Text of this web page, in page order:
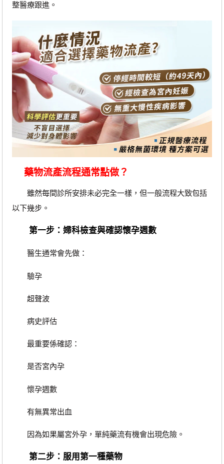
整醫療跟進。
藥物流產流程通常點做？
雖然每間診所安排未必完全一樣，但一般流程大致包括
以下幾步。
第一步：婦科檢查與確認懷孕週數
醫生通常會先做：
驗孕
超聲波
病史評估
最重要係確認：
是否宮內孕
懷孕週數
有無異常出血
因為如果屬宮外孕，單純藥流有機會出現危險。
第二步：服用第一種藥物